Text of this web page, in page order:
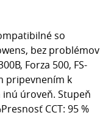
so
bez problémov
Forza 500, FS-
pripevnením k
úroveň. Stupeň
CCT: 95 %